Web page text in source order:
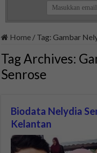
Home / Tag:Gambar
Tag Archives:
Senrose
Biodata Nelydia
Kelantan